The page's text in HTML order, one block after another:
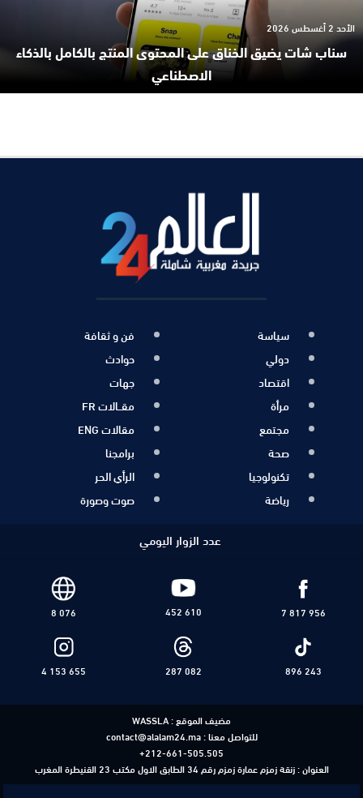
سناب شات يضيق الخناق على المحتوى المنتج بالكامل بالذكاء
الاصطناعي
الأحد 2 أغسطس 2026
سياسة
دولي
اقتصاد
مرأة
مجتمع
صحة
تكنولوجيا
رياضة
فن و ثقافة
حوادث
جهات
مقــالات FR
مقالات ENG
برامجنا
الرأي الحر
صوت وصورة
عدد الزوار اليومي
7 817 956
452 610
8 076
896 243
287 082
4 153 655
مضيف الموقع :WASSLA
للتواصل معنا :contact@alalam24.ma
+212-661-505.505
العنوان : زنقة زمزم عمارة زمزم رقم 34 الطابق الاول مكتب 23 القنيطرة المغرب